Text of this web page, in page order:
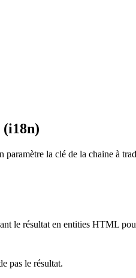
la clé de la chaine à
le résultat en entities HTML
pas le résultat.